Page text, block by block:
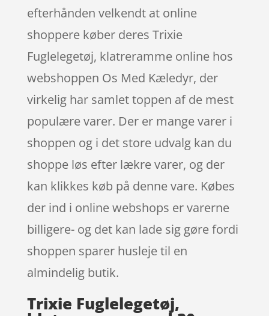
efterhånden velkendt at online
shoppere køber deres Trixie
Fuglelegetøj, klatreramme online hos
webshoppen Os Med Kæledyr, der
virkelig har samlet toppen af de mest
populære varer. Der er mange varer i
shoppen og i det store udvalg kan du
shoppe løs efter lækre varer, og der
kan klikkes køb på denne vare. Købes
der ind i online webshops er varerne
billigere- og det kan lade sig gøre fordi
shoppen sparer husleje til en
almindelig butik.
Trixie Fuglelegetøj,